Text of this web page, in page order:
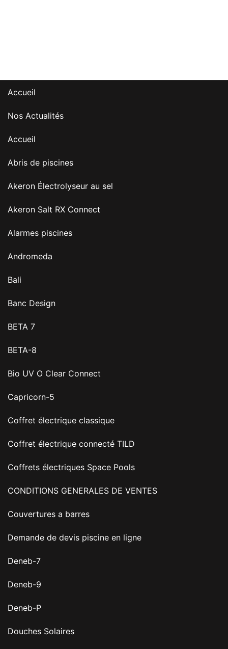
Accueil
Nos Actualités
Accueil
Abris de piscines
Akeron Électrolyseur au sel
Akeron Salt RX Connect
Alarmes piscines
Andromeda
Bali
Banc Design
BETA 7
BETA-8
Bio UV O Clear Connect
Capricorn-5
Coffret électrique classique
Coffret électrique connecté TILD
Coffrets électriques Space Pools
CONDITIONS GENERALES DE VENTES
Couvertures a barres
Demande de devis piscine en ligne
Deneb-7
Deneb-9
Deneb-P
Douches Solaires